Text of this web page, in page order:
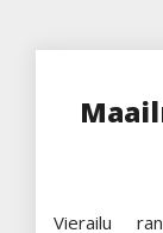
Vierailu